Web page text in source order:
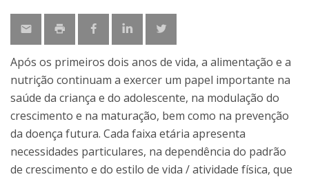
Após os primeiros dois anos de vida, a alimentação e a
nutrição continuam a exercer um papel importante na
saúde da criança e do adolescente, na modulação do
crescimento e na maturação, bem como na prevenção
da doença futura. Cada faixa etária apresenta
necessidades particulares, na dependência do padrão
de crescimento e do estilo de vida / atividade física, que